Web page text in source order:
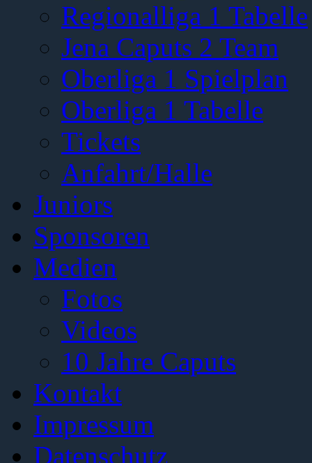
Regionalliga 1 Tabelle
Jena Caputs 2 Team
Oberliga 1 Spielplan
Oberliga 1 Tabelle
Tickets
Anfahrt/Halle
Juniors
Sponsoren
Medien
Fotos
Videos
10 Jahre Caputs
Kontakt
Impressum
Datenschutz